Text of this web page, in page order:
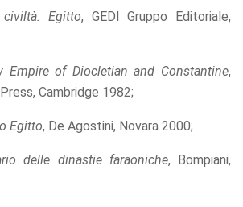
Egitto, GEDI Gruppo Editoriale,
Empire of Diocletian and Constantine,
Cambridge 1982;
Egitto, De Agostini, Novara 2000;
delle dinastie faraoniche, Bompiani,